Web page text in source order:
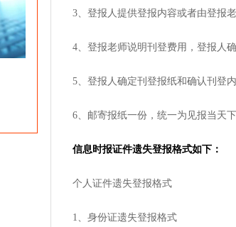
3、登报人提供登报内容或者由登报
4、登报老师说明刊登费用，登报人
5、登报人确定刊登报纸和确认刊登
6、邮寄报纸一份，统一为见报当天
信息时报证件遗失登报格式如下：
个人证件遗失登报格式
1、身份证遗失登报格式